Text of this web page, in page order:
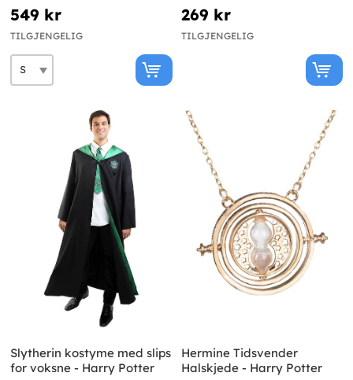
549 kr
TILGJENGELIG
269 kr
TILGJENGELIG
Slytherin kostyme med slips
for voksne - Harry Potter
Hermine Tidsvender
Halskjede - Harry Potter